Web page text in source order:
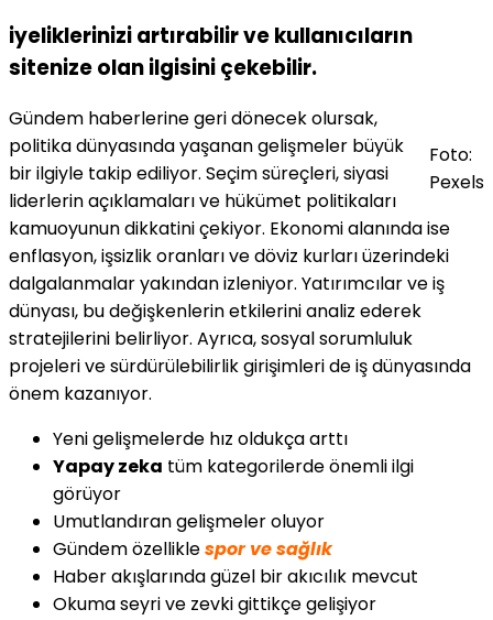
iyeliklerinizi artırabilir ve kullanıcıların
sitenize olan ilgisini çekebilir.
Foto:
Pexels
Gündem haberlerine geri dönecek olursak,
politika dünyasında yaşanan gelişmeler büyük
bir ilgiyle takip ediliyor. Seçim süreçleri, siyasi
liderlerin açıklamaları ve hükümet politikaları
kamuoyunun dikkatini çekiyor. Ekonomi alanında ise
enflasyon, işsizlik oranları ve döviz kurları üzerindeki
dalgalanmalar yakından izleniyor. Yatırımcılar ve iş
dünyası, bu değişkenlerin etkilerini analiz ederek
stratejilerini belirliyor. Ayrıca, sosyal sorumluluk
projeleri ve sürdürülebilirlik girişimleri de iş dünyasında
önem kazanıyor.
Yeni gelişmelerde hız oldukça arttı
Yapay zeka tüm kategorilerde önemli ilgi
görüyor
Umutlandıran gelişmeler oluyor
Gündem özelliklespor ve sağlık
Haber akışlarında güzel bir akıcılık mevcut
Okuma seyri ve zevki gittikçe gelişiyor